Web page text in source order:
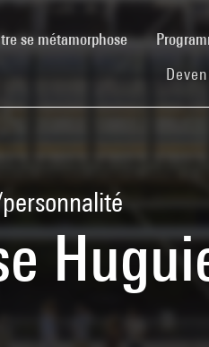
se métamorphose(current)